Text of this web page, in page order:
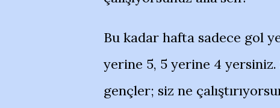
Bu kadar hafta sadece gol
yerine 5, 5 yerine 4 yersiniz.
gençler; siz ne